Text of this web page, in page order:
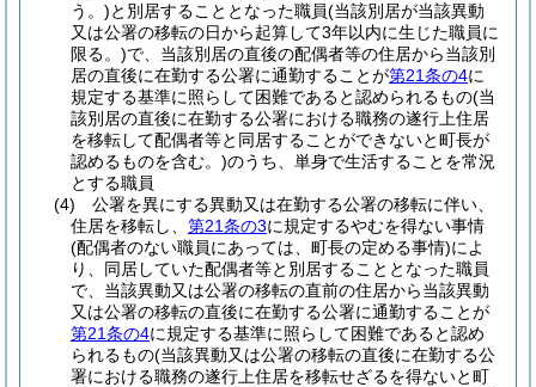
う。)と別居することとなった職員(当該別居が当該異動
又は公署の移転の日から起算して3年以内に生じた職員に
限る。)で、当該別居の直後の配偶者等の住居から当該別
居の直後に在勤する公署に通勤することが第21条の4に
規定する基準に照らして困難であると認められるもの(当
該別居の直後に在勤する公署における職務の遂行上住居
を移転して配偶者等と同居することができないと町長が
認めるものを含む。)のうち、単身で生活することを常況
とする職員
(4)
公署を異にする異動又は在勤する公署の移転に伴い、
住居を移転し、 第21条の3に規定するやむを得ない事情
(配偶者のない職員にあっては、町長の定める事情)によ
り、同居していた配偶者等と別居することとなった職員
で、当該異動又は公署の移転の直前の住居から当該異動
又は公署の移転の直後に在勤する公署に通勤することが
第21条の4に規定する基準に照らして困難であると認め
られるもの(当該異動又は公署の移転の直後に在勤する公
署における職務の遂行上住居を移転せざるを得ないと町